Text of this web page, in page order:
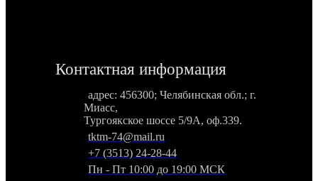
Контактная информация
адрес: 456300; Челябинская обл.; г.
Миасс,
Тургоякское шоссе 5/9А, оф.339.
tktm-74@mail.ru
+7 (3513) 24-28-44
Пн - Пт 10:00 до 19:00 МСК